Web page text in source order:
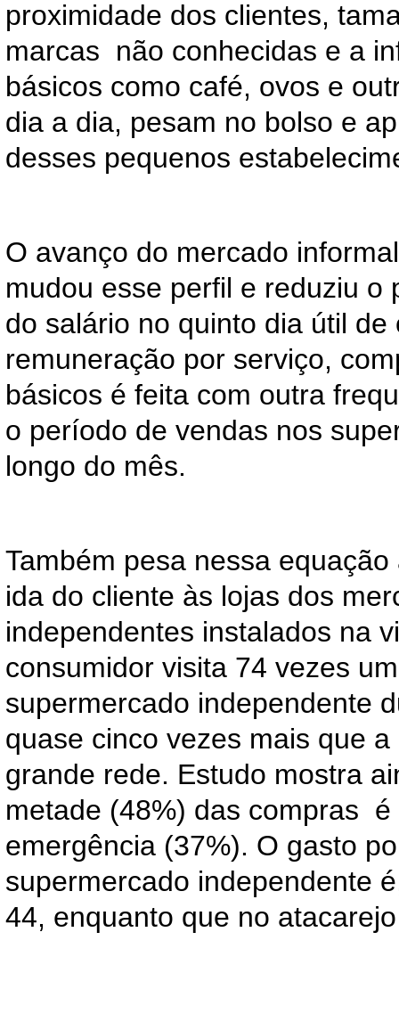
proximidade dos clientes,
marcas não conhecidas e a
básicos como café, ovos e
dia a dia, pesam no bolso e
desses pequenos
O avanço do mercado
mudou esse perfil e reduziu o
do salário no quinto dia útil de
remuneração por serviço,
básicos é feita com outra
o período de vendas nos
longo do mês.
Também pesa nessa
ida do cliente às lojas dos
independentes instalados na
consumidor visita 74 vezes
supermercado independente
quase cinco vezes mais que
grande rede. Estudo mostra
metade (48%) das compras
emergência (37%). O gasto
supermercado independente
44, enquanto que no